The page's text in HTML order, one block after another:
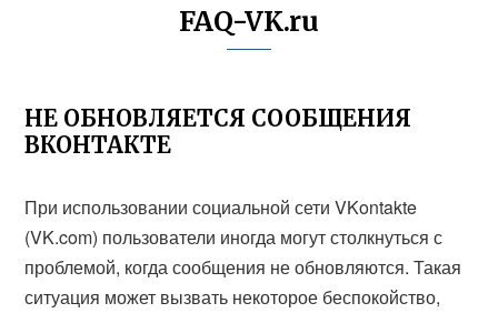
FAQ-VK.ru
НЕ ОБНОВЛЯЕТСЯ СООБЩЕНИЯ
ВКОНТАКТЕ
При использовании социальной сети VKontakte
(VK.com) пользователи иногда могут столкнуться с
проблемой, когда сообщения не обновляются. Такая
ситуация может вызвать некоторое беспокойство,